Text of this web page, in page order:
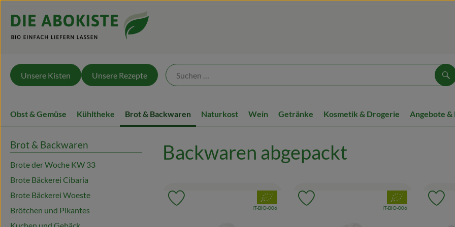
Unsere Kisten Unsere Rezepte
Obst & Gemüse Kühltheke Brot & Backwaren Naturkost Wein Getränke Kosmetik & Drogerie Angebote &
Brot & Backwaren
Brote der Woche KW 33
Brote Bäckerei Cibaria
Brote Bäckerei Woeste
Brötchen und Pikantes
Backwaren abgepackt
, Verband:
, Kontrollstelle:
IT-BIO-006
Produkt zu Favouriten hinzufügen
, Verband:
, Kontrollstelle:
IT-BIO-006
Produkt zu Favouriten hinzufügen